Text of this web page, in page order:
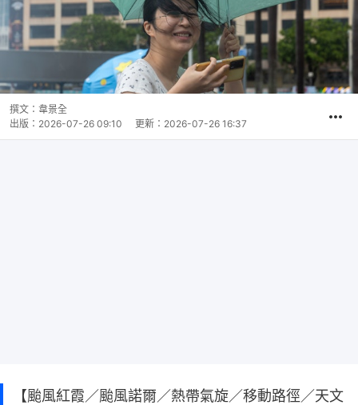
撰文： 韋景全
出版： 2026-07-26 09:10 更新： 2026-07-26 16:37
【颱風紅霞／颱風諾爾／熱帶氣旋／移動路徑／天文